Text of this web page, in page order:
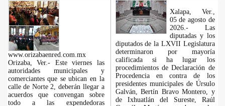
www.orizabaenred.com.mx
Orizaba, Ver.- Este viernes las
autoridades municipales y
comerciantes que se ubican en la
calle de Norte 2, deberán llegar a
acuerdos que convengan sobre
todo a las expendedoras
Xalapa, Ver.,
05 de agosto de
2026.- Las
diputadas y los
diputados de la LXVII Legislatura
determinaron por mayoría
calificada si ha lugar los
procedimientos de Declaración de
Procedencia en contra de los
presidentes municipales de Úrsulo
Galván, Bertín Bravo Montero, y
de Ixhuatlán del Sureste, Raúl